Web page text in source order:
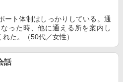
ート体制はしっかりしている。通
った時、他に通える所を案内し
た。（50代／女性）
話